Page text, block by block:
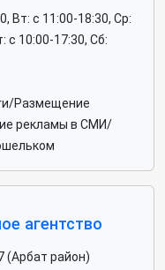
Вт: c 11:00-18:30, Ср:
c 10:00-17:30, Сб:
Размещение
рекламы в СМИ/
агентство
(Арбат район)